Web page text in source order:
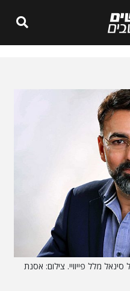
מלל פייוויי. צילום: אסנת